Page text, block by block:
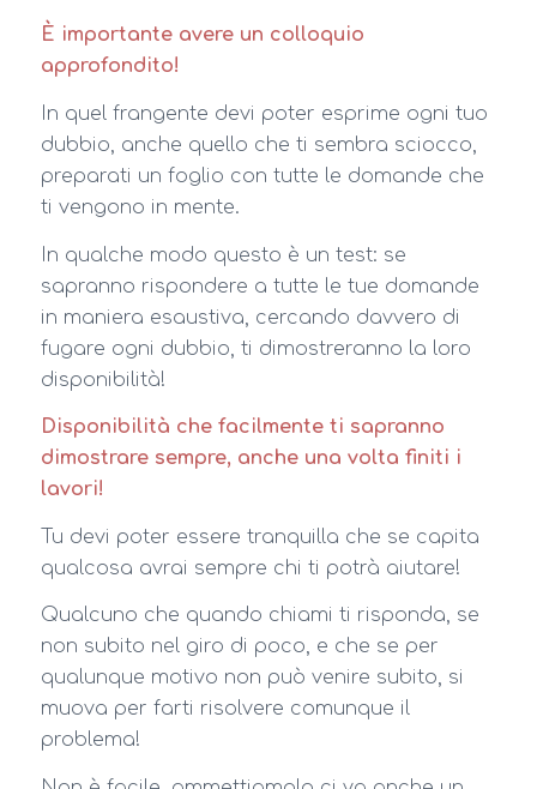
È importante avere un colloquio
approfondito!
In quel frangente devi poter esprime ogni tuo
dubbio, anche quello che ti sembra sciocco,
preparati un foglio con tutte le domande che
ti vengono in mente.
In qualche modo questo è un test: se
sapranno rispondere a tutte le tue domande
in maniera esaustiva, cercando davvero di
fugare ogni dubbio, ti dimostreranno la loro
disponibilità!
Disponibilità che facilmente ti sapranno
dimostrare sempre, anche una volta finiti i
lavori!
Tu devi poter essere tranquilla che se capita
qualcosa avrai sempre chi ti potrà aiutare!
Qualcuno che quando chiami ti risponda, se
non subito nel giro di poco, e che se per
qualunque motivo non può venire subito, si
muova per farti risolvere comunque il
problema!